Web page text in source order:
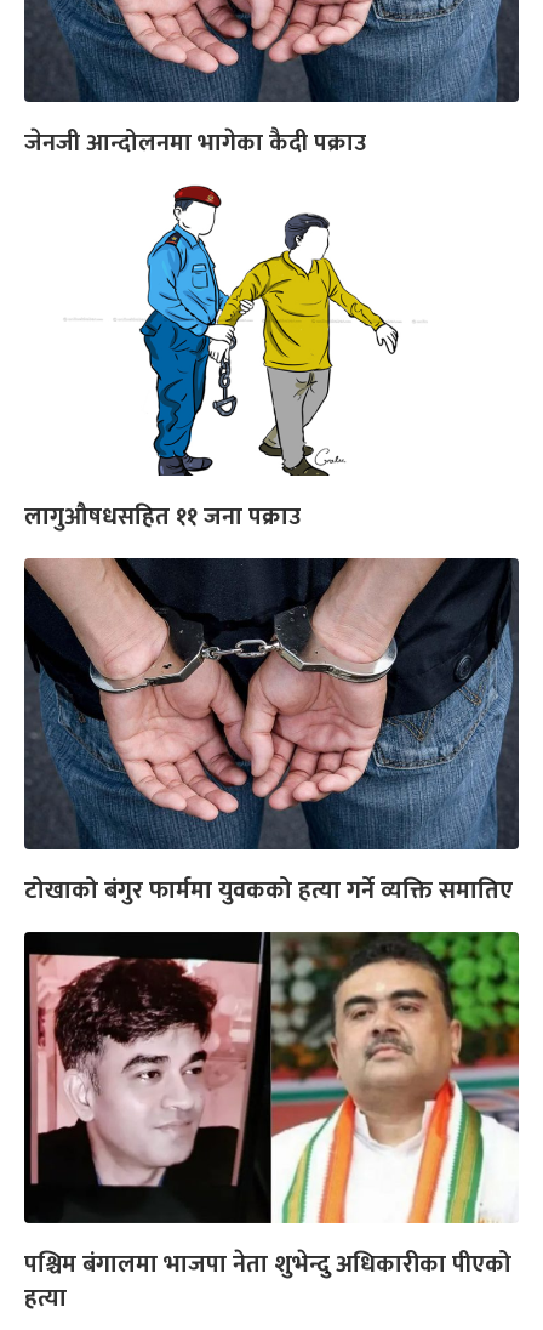
जेनजी आन्दोलनमा भागेका कैदी पक्राउ
लागुऔषधसहित ११ जना पक्राउ
टोखाको बंगुर फार्ममा युवकको हत्या गर्ने व्यक्ति समातिए
पश्चिम बंगालमा भाजपा नेता शुभेन्दु अधिकारीका पीएको
हत्या